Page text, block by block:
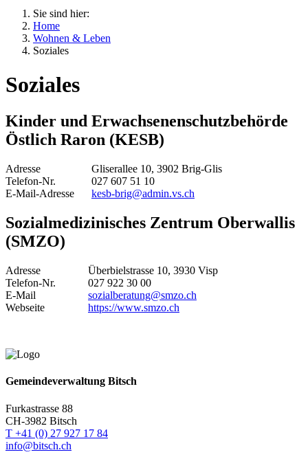
Sie sind hier:
Home
Wohnen & Leben
Soziales
Soziales
Kinder und Erwachsenenschutzbehörde
Östlich Raron (KESB)
Adresse
Gliserallee 10, 3902 Brig-Glis
Telefon-Nr.
027 607 51 10
E-Mail-Adresse
kesb-brig@admin.vs.ch
Sozialmedizinisches Zentrum Oberwallis
(SMZO)
Adresse
Überbielstrasse 10, 3930 Visp
Telefon-Nr.
027 922 30 00
E-Mail
sozialberatung@smzo.ch
Webseite
https://www.smzo.ch
Gemeindeverwaltung Bitsch
Furkastrasse 88
CH-3982 Bitsch
T +41 (0) 27 927 17 84
info@bitsch.ch